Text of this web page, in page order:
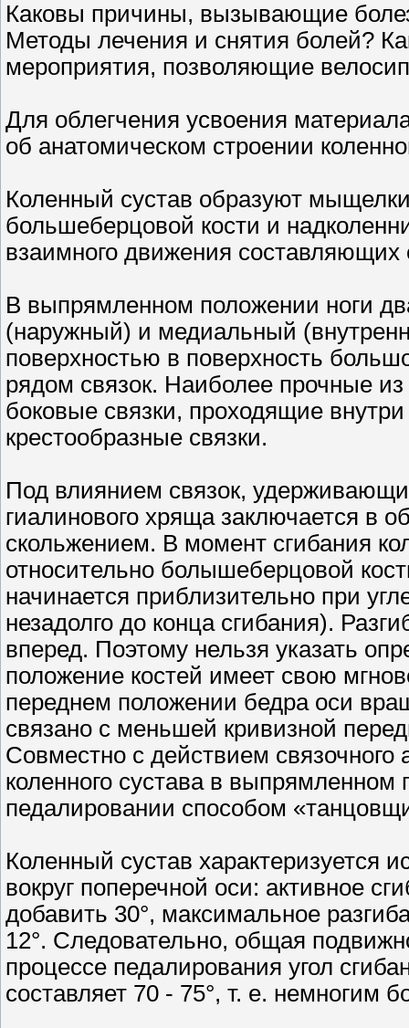
Каковы причины, вызывающие
Методы лечения и снятия болей?
мероприятия, позволяющие
Для облегчения усвоения
об анатомическом строении
Коленный сустав образуют
большеберцовой кости и
взаимного движения составляющих
В выпрямленном положении ноги
(наружный) и медиальный
поверхностью в поверхность
рядом связок. Наиболее прочные
боковые связки, проходящие
крестообразные связки.
Под влиянием связок,
гиалинового хряща заключается в
скольжением. В момент сгибания
относительно болышеберцовой
начинается приблизительно при
незадолго до конца сгибания).
вперед. Поэтому нельзя указать
положение костей имеет свою
переднем положении бедра оси
связано с меньшей кривизной
Совместно с действием связочного
коленного сустава в
педалировании способом
Коленный сустав характеризуется
вокруг поперечной оси: активное
добавить 30°, максимальное
12°. Следовательно, общая
процессе педалирования угол
составляет 70 - 75°, т. е. немногим